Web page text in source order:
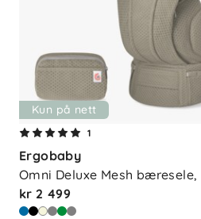
Polstret
Seks
Babyhette
Vekt:
Kun på nett
1
Ergobaby
Omni Deluxe Mesh
kr 2 499